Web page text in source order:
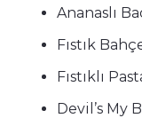
Ananaslı
Fıstık
Fıstıklı
Devil’s My